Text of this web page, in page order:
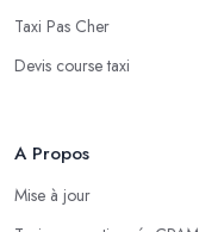
Taxi Pas Cher
Devis course taxi
A Propos
Mise à jour